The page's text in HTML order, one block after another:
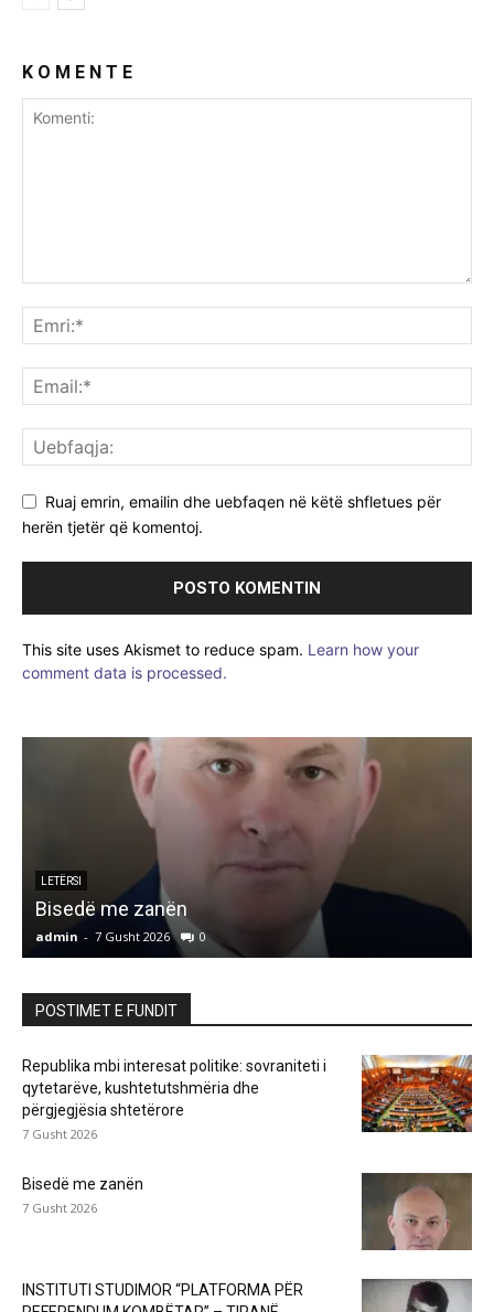
K O M E N T E
Ruaj emrin, emailin dhe uebfaqen në këtë shfletues për
herën tjetër që komentoj.
This site uses Akismet to reduce spam. Learn how your
comment data is processed.
LETËRSI
Bisedë me zanën
admin - 7 Gusht 2026 0
POSTIMET E FUNDIT
Republika mbi interesat politike: sovraniteti i
qytetarëve, kushtetutshmëria dhe
përgjegjësia shtetërore
7 Gusht 2026
Bisedë me zanën
7 Gusht 2026
INSTITUTI STUDIMOR “PLATFORMA PËR